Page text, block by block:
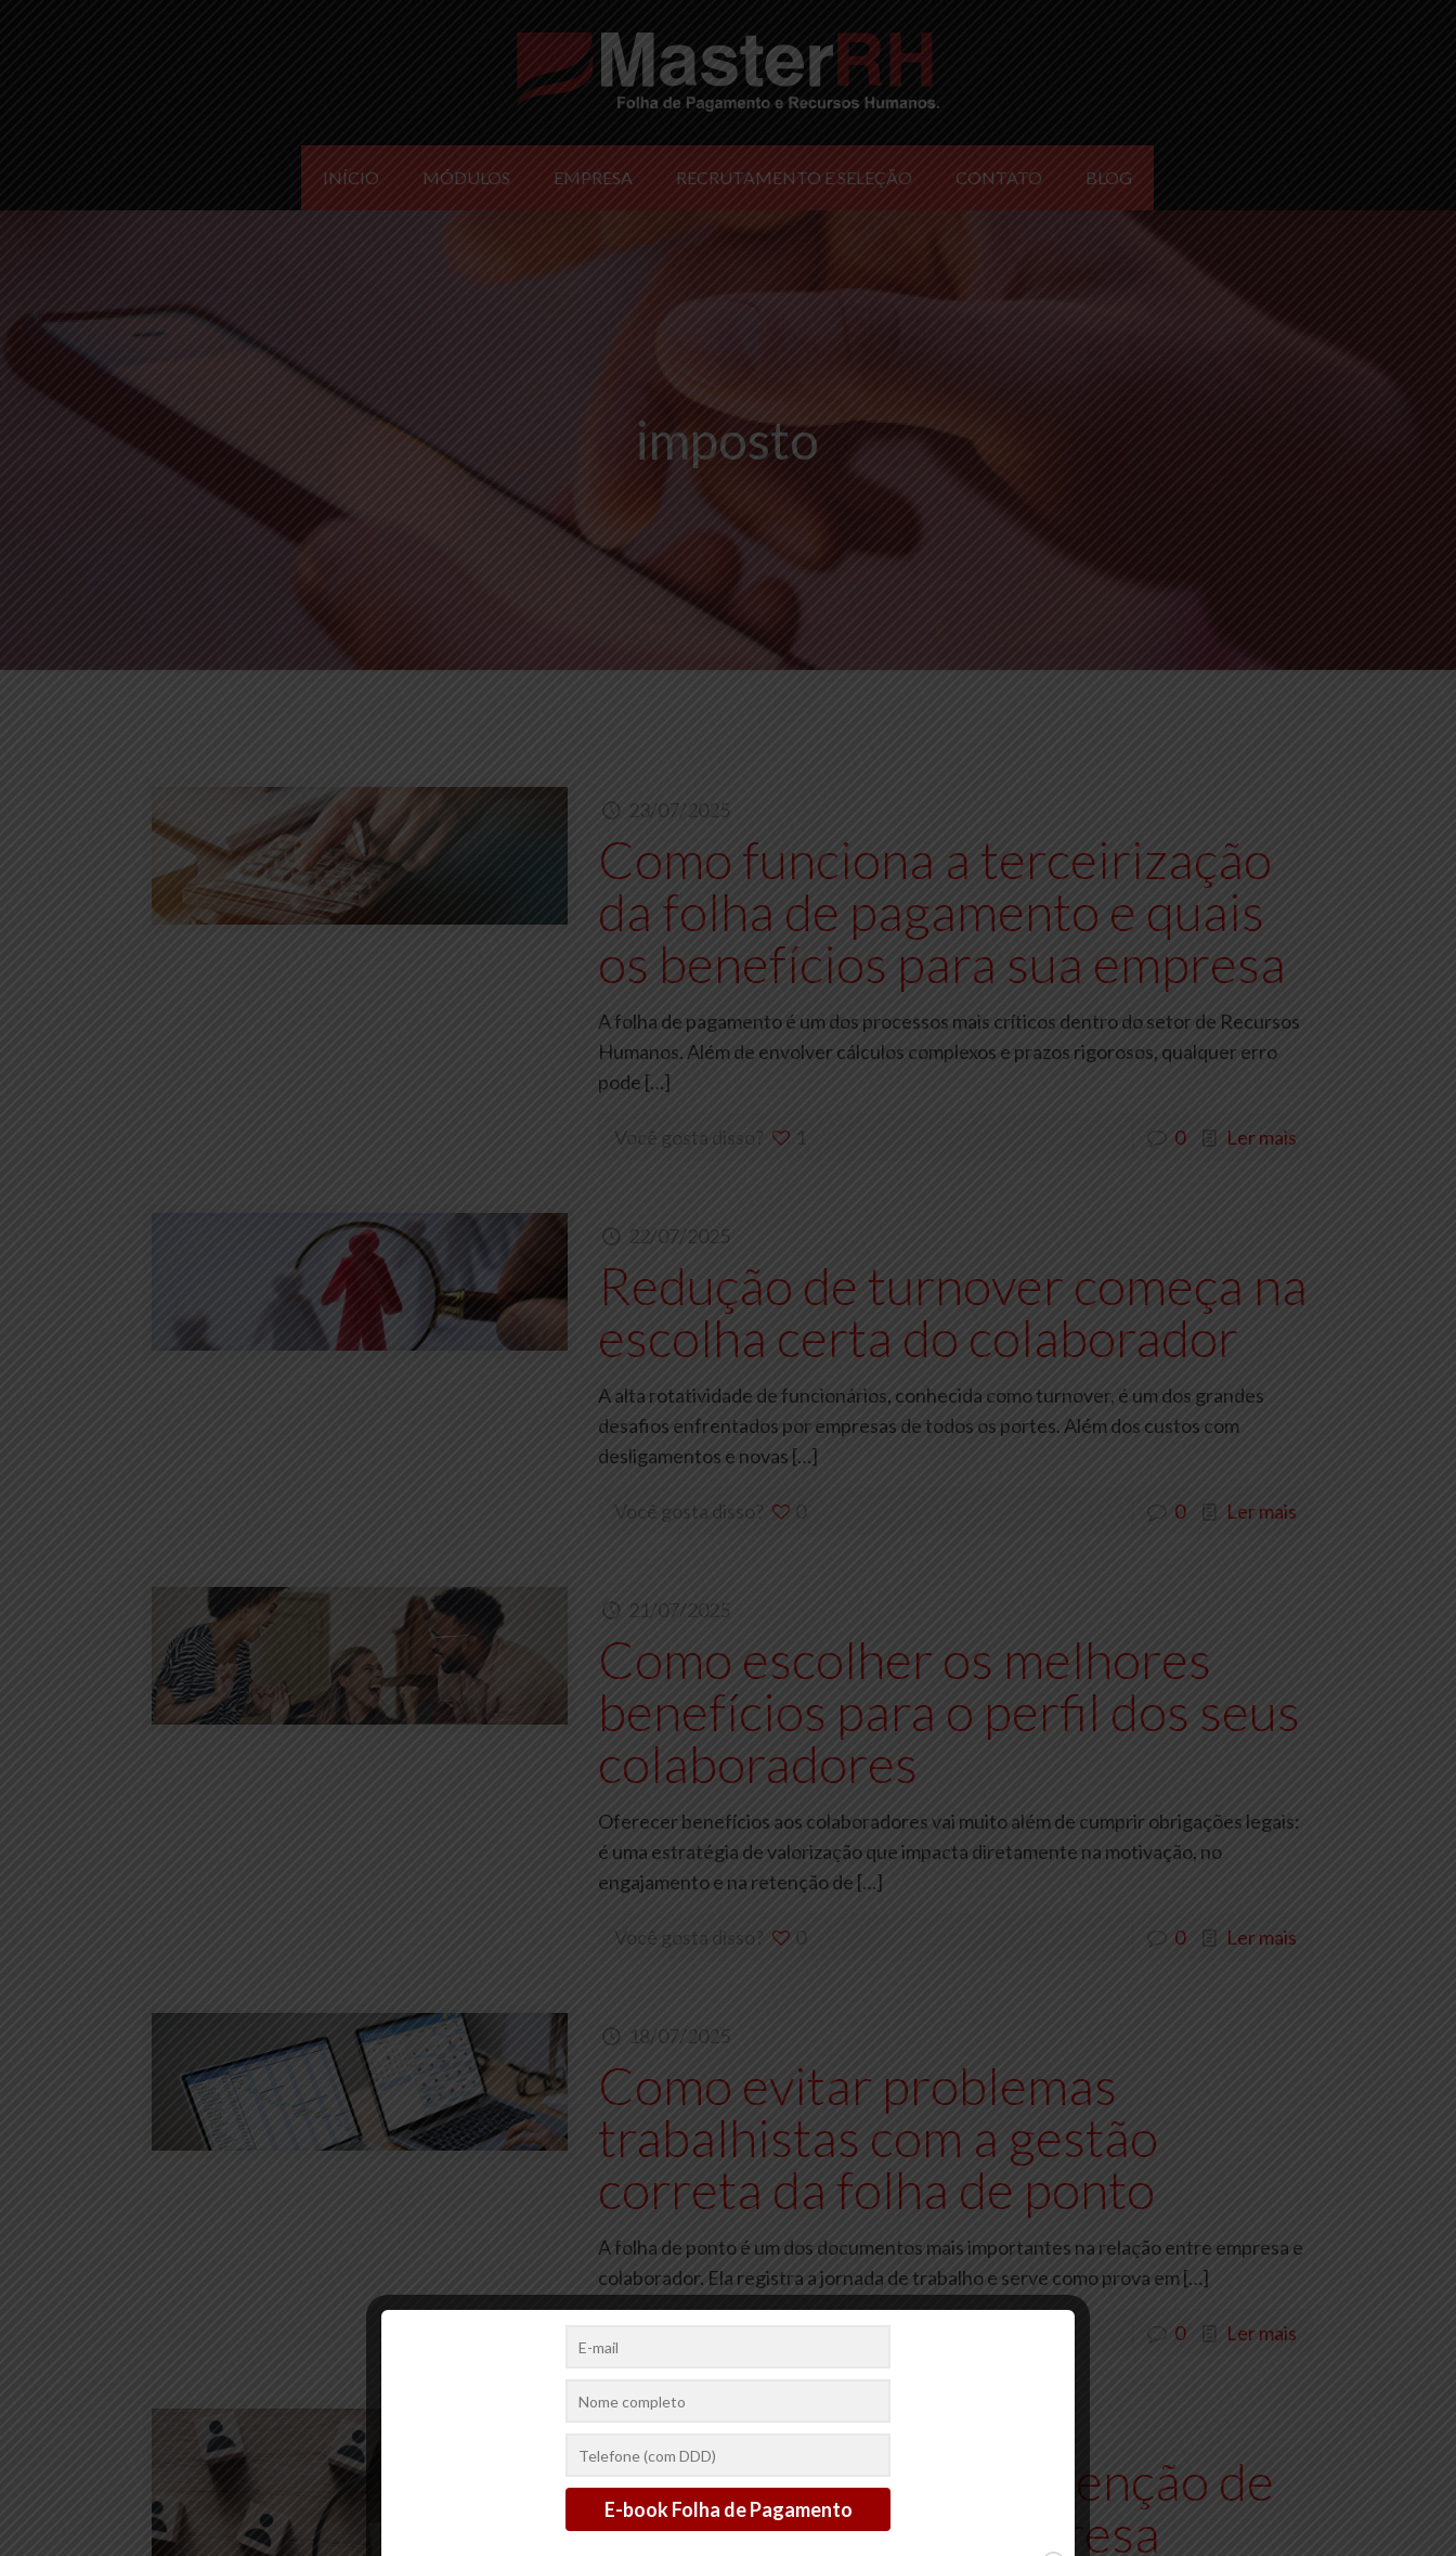
INÍCIO MÓDULOS EMPRESA RECRUTAMENTO E SELEÇÃO CONTATO BLOG
imposto
23/07/2025
Como funciona a terceirização
da folha de pagamento e quais
os benefícios para sua empresa
A folha de pagamento é um dos processos mais críticos dentro do setor de Recursos
Humanos. Além de envolver cálculos complexos e prazos rigorosos, qualquer erro
pode […]
Você gosta disso? 1 0 Ler mais
22/07/2025
Redução de turnover começa na
escolha certa do colaborador
A alta rotatividade de funcionários, conhecida como turnover, é um dos grandes
desafios enfrentados por empresas de todos os portes. Além dos custos com
desligamentos e novas […]
Você gosta disso? 0 0 Ler mais
21/07/2025
Como escolher os melhores
benefícios para o perfil dos seus
colaboradores
Oferecer benefícios aos colaboradores vai muito além de cumprir obrigações legais:
é uma estratégia de valorização que impacta diretamente na motivação, no
engajamento e na retenção de […]
Você gosta disso? 0 0 Ler mais
18/07/2025
Como evitar problemas
trabalhistas com a gestão
correta da folha de ponto
A folha de ponto é um dos documentos mais importantes na relação entre empresa e
colaborador. Ela registra a jornada de trabalho e serve como prova em[…]
0 Ler mais
Como Melhorar a Retenção de
Talentos em Sua Empresa